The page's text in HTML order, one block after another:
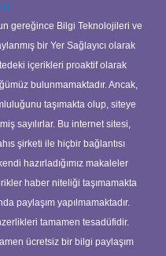
gereğince Bilgi Teknolojileri ve
bir Yer Sağlayıcı olarak
içerikleri proaktif olarak
bulunmamaktadır. Ancak,
taşımakta olup, siteye
sayılırlar. Bu internet sitesi,
şirketi ile hiçbir bağlantısı
hazırladığımız makaleler
haber niteliği taşımamakta
paylaşım yapılmamaktadır.
tamamen tesadüfidir.
ücretsiz bir bilgi paylaşım